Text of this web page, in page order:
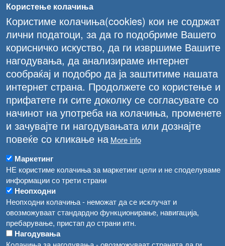
Користење колачиња
Користиме колачиња(cookies) кои не содржат
лични податоци, за да го подобриме Вашето
корисничко искуство, да ги извршиме Вашите
нагодувања, да анализираме интернет
сообраќај и подобро да ја заштитиме нашата
интернет страна. Продолжете со користење и
прифатете ги сите доколку се согласувате со
начинот на употреба на колачиња, променете
и зачувајте ги нагодувањата или дознајте
повеќе со кликање на More info
Маркетинг
НЕ користиме колачиња за маркетинг цели и не споделуваме
информации со трети страни
Неопходни
Неопходни колачиња - неможат да се исклучат и
овозможуваат стандардно функционирање, навигација,
пребарување, пристап до страни итн.
Нагодувања